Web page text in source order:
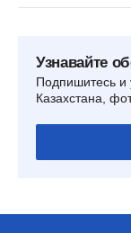
Узнавайте
Подпишитесь и
Казахстана,